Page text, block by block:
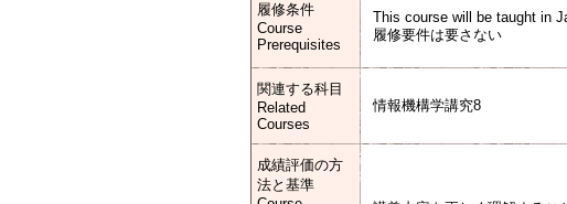
履修条件
Course
Prerequisites
This course will be taught in
履修要件は要さない
関連する科目
Related
Courses
情報機構学講究8
成績評価の方
法と基準